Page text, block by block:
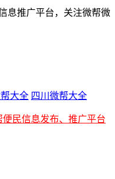
息推广平台，关注微帮微
大全 四川微帮大全
民信息发布、推广平台